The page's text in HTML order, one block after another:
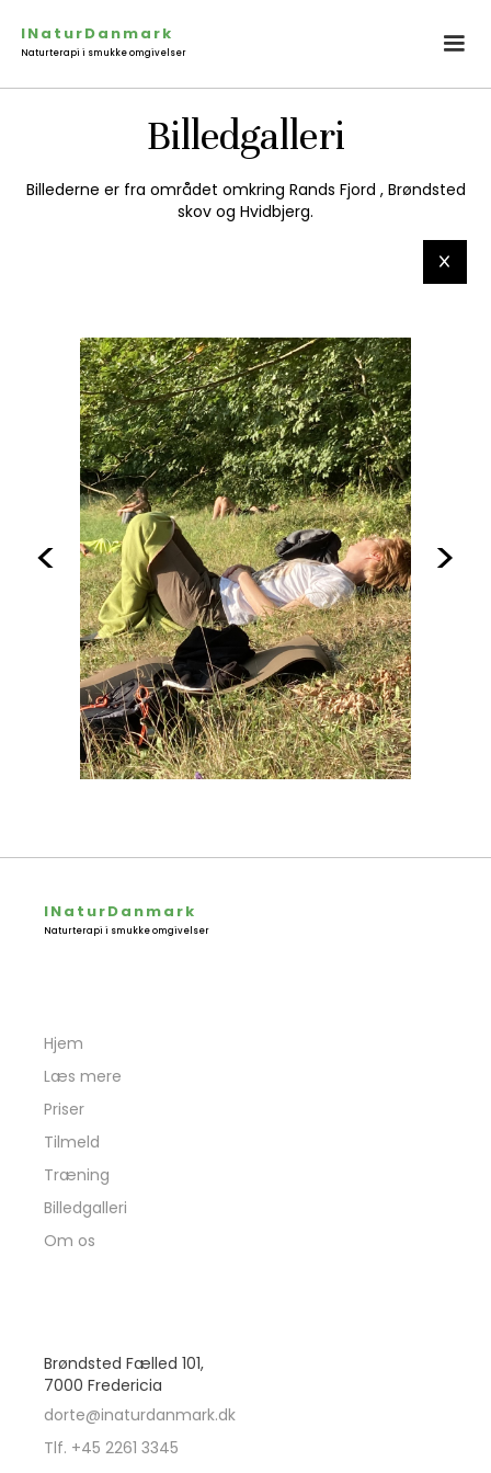
INaturDanmark
Naturterapi i smukke omgivelser
Billedgalleri
Billederne er fra området omkring Rands Fjord , Brøndsted
skov og Hvidbjerg.
x
< >
INaturDanmark
Naturterapi i smukke omgivelser
Hjem
Læs mere
Priser
Tilmeld
Træning
Billedgalleri
Om os
Brøndsted Fælled 101,
7000 Fredericia
dorte@inaturdanmark.dk
Tlf. +45 2261 3345